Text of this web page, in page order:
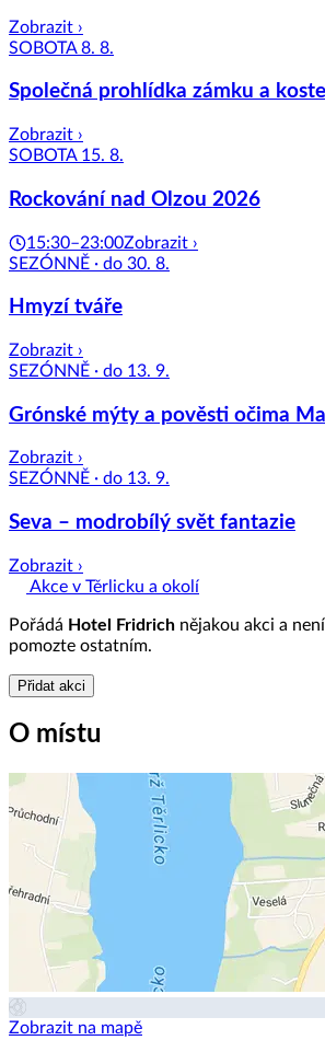
Zobrazit ›
SOBOTA 8. 8.
Společná prohlídka zámku a
Zobrazit ›
SOBOTA 15. 8.
Rockování nad Olzou 2026
15:30–23:00Zobrazit ›
SEZÓNNĚ · do 30. 8.
Hmyzí tváře
Zobrazit ›
SEZÓNNĚ · do 13. 9.
Grónské mýty a pověsti očima
Zobrazit ›
SEZÓNNĚ · do 13. 9.
Seva – modrobílý svět fantazie
Zobrazit ›
Akce v Těrlicku a okolí
Pořádá Hotel Fridrich nějakou akci a
pomozte ostatním.
Přidat akci
O místu
Zobrazit na mapě